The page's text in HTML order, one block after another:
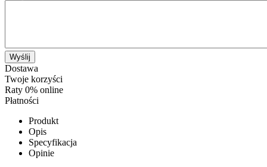
Wyślij
Dostawa
Twoje korzyści
Raty 0% online
Płatności
Produkt
Opis
Specyfikacja
Opinie